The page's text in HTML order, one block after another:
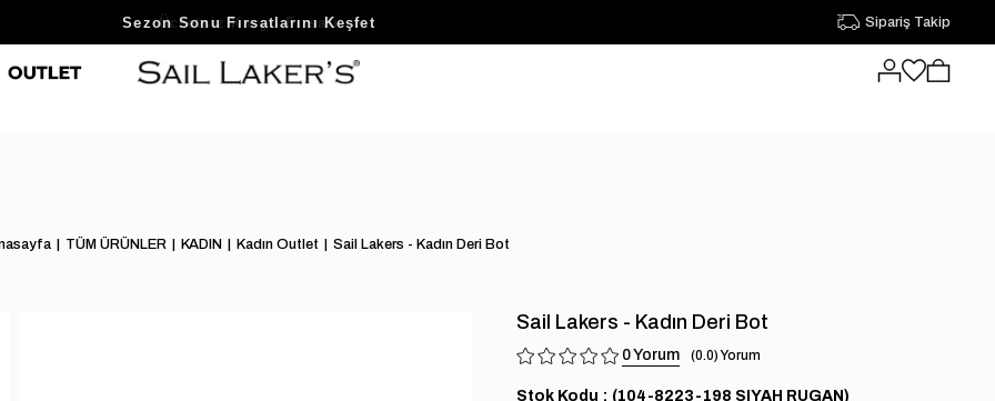
Sezon Sonu Fırsatlarını Keşfet Sipariş Takip
TÜM ÜRÜNLER KADIN Kadın Outlet Sail Lakers - Kadın Deri Bot
Sail Lakers - Kadın Deri Bot
0 0.0
Stok Kodu (104-8223-198 SIYAH RUGAN)